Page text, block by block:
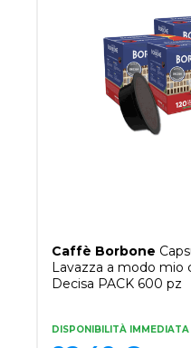
Caffè Borbone
Lavazza a modo mio
Decisa PACK 600 pz
DISPONIBILITÀ IMMEDIATA